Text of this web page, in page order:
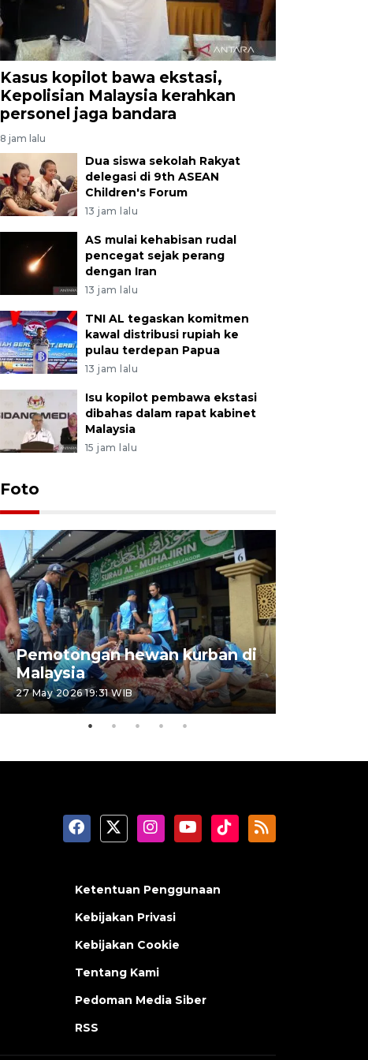
Kasus kopilot bawa ekstasi,
Kepolisian Malaysia kerahkan
personel jaga bandara
8 jam lalu
Dua siswa sekolah Rakyat
delegasi di 9th ASEAN
Children's Forum
13 jam lalu
AS mulai kehabisan rudal
pencegat sejak perang
dengan Iran
13 jam lalu
TNI AL tegaskan komitmen
kawal distribusi rupiah ke
pulau terdepan Papua
13 jam lalu
Isu kopilot pembawa ekstasi
dibahas dalam rapat kabinet
Malaysia
15 jam lalu
Foto
Pemotongan hewan kurban di
Malaysia
27 May 2026 19:31 WIB
Ketentuan Penggunaan
Kebijakan Privasi
Kebijakan Cookie
Tentang Kami
Pedoman Media Siber
RSS